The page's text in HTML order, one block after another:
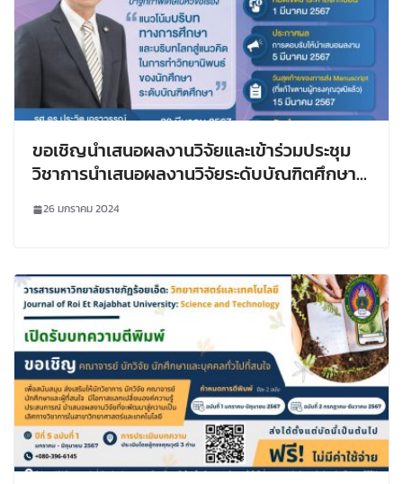
ขอเชิญนำเสนอผลงานวิจัยและเข้าร่วมประชุม
วิชาการนำเสนอผลงานวิจัยระดับบัณฑิตศึกษา
26 มกราคม 2024